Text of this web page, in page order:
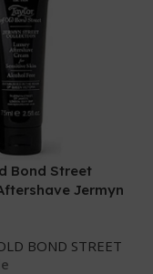
Bond Street
Jermyn
BOND STREET